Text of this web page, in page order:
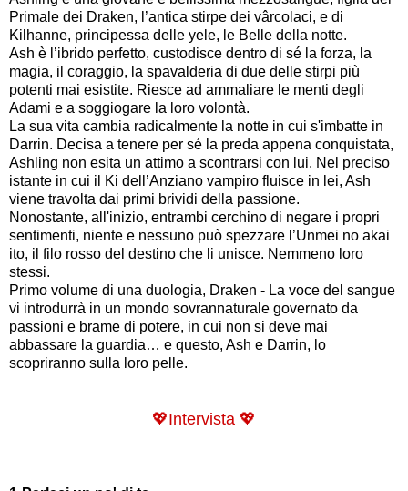
Primale dei Draken, l’antica stirpe dei vârcolaci, e di
Kilhanne, principessa delle yele, le Belle della notte.
Ash è l’ibrido perfetto, custodisce dentro di sé la forza, la
magia, il coraggio, la spavalderia di due delle stirpi più
potenti mai esistite. Riesce ad ammaliare le menti degli
Adami e a soggiogare la loro volontà.
La sua vita cambia radicalmente la notte in cui s'imbatte in
Darrin. Decisa a tenere per sé la preda appena conquistata,
Ashling non esita un attimo a scontrarsi con lui. Nel preciso
istante in cui il Ki dell’Anziano vampiro fluisce in lei, Ash
viene travolta dai primi brividi della passione.
Nonostante, all'inizio, entrambi cerchino di negare i propri
sentimenti, niente e nessuno può spezzare l’Unmei no akai
ito, il filo rosso del destino che li unisce. Nemmeno loro
stessi.
Primo volume di una duologia, Draken - La voce del sangue
vi introdurrà in un mondo sovrannaturale governato da
passioni e brame di potere, in cui non si deve mai
abbassare la guardia… e questo, Ash e Darrin, lo
scopriranno sulla loro pelle.
💖Intervista 💖